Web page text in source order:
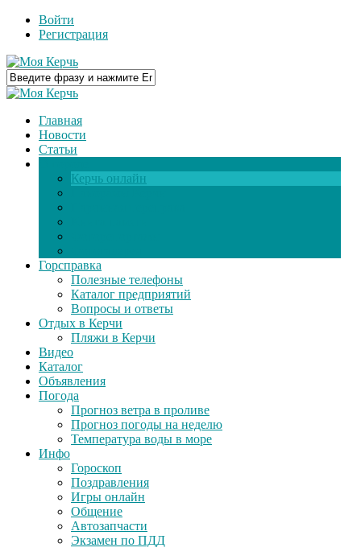
Войти
Регистрация
Главная
Новости
Статьи
Керчь онлайн
Горсправка
Полезные телефоны
Каталог предприятий
Вопросы и ответы
Отдых в Керчи
Пляжи в Керчи
Видео
Каталог
Объявления
Погода
Прогноз ветра в проливе
Прогноз погоды на неделю
Температура воды в море
Инфо
Гороскоп
Поздравления
Игры онлайн
Общение
Автозапчасти
Экзамен по ПДД